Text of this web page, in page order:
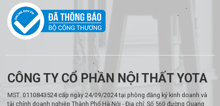
CÔNG TY CỔ PHẦN NỘI THẤT YOTA
MST: 0110843524 cấp ngày 24/09/2024 tại phòng đăng ký kinh doanh và
tài chính doanh nghiệp Thành Phố Hà Nội - Địa chỉ: Số 560 đường Quang